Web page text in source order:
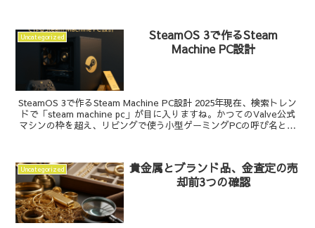
Uncategorized
SteamOS 3で作るSteam
Machine PC設計
SteamOS 3で作るSteam Machine PC設計 2025年現在、検索トレン
ドで「steam machine pc」が目に入りますね。かつてのValve公式
マシンの枠を超え、リビングで使う小型ゲーミングPCの呼び名とし
Uncategorized
貴金属とブランド品、金査定の売
却前3つの確認